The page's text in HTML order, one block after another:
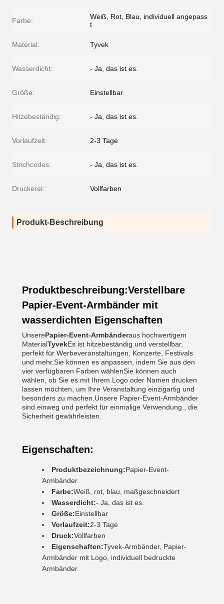
Farbe:
Weiß, Rot, Blau, individuell angepass
t
Material: Tyvek
Wasserdicht: - Ja, das ist es.
Größe: Einstellbar
Hitzebeständig: - Ja, das ist es.
Vorlaufzeit: 2-3 Tage
Strichcodes: - Ja, das ist es.
Druckerei: Vollfarben
Produkt-Beschreibung
Produktbeschreibung:Verstellbare
Papier-Event-Armbänder mit
wasserdichten Eigenschaften
UnserePapier-Event-Armbänderaus hochwertigem
MaterialTyvekEs ist hitzebeständig und verstellbar,
perfekt für Werbeveranstaltungen, Konzerte, Festivals
und mehr.Sie können es anpassen, indem Sie aus den
vier verfügbaren Farben wählenSie können auch
wählen, ob Sie es mit Ihrem Logo oder Namen drucken
lassen möchten, um Ihre Veranstaltung einzigartig und
besonders zu machen.Unsere Papier-Event-Armbänder
sind einweg und perfekt für einmalige Verwendung., die
Sicherheit gewährleisten.
Eigenschaften:
Produktbezeichnung:Papier-Event-
Armbänder
Farbe:Weiß, rot, blau, maßgeschneidert
Wasserdicht:- Ja, das ist es.
Größe:Einstellbar
Vorlaufzeit:2-3 Tage
Druck:Vollfarben
Eigenschaften:Tyvek-Armbänder, Papier-
Armbänder mit Logo, individuell bedruckte
Armbänder